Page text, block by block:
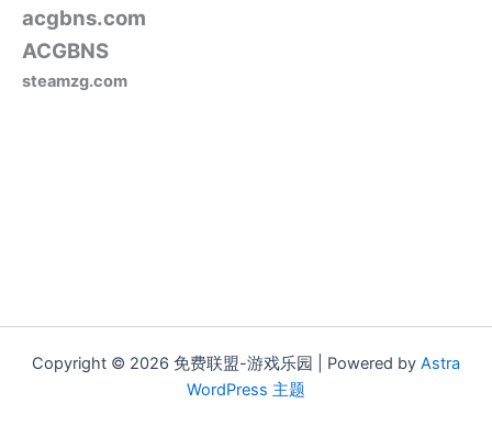
acgbns.com
ACGBNS
steamzg.com
Copyright © 2026 免费联盟-游戏乐园 | Powered by Astra
WordPress 主题